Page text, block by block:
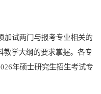
加试两门与报考专业相关的
教学大纲的要求掌握。各专
年硕士研究生招生考试专